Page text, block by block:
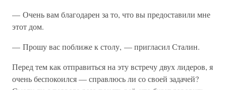
— Очень вам благодарен за то, что вы предоставили мне
этот дом.
— Прошу вас поближе к столу, — пригласил Сталин.
Перед тем как отправиться на эту встречу двух лидеров, я
очень беспокоился — справлюсь ли со своей задачей?